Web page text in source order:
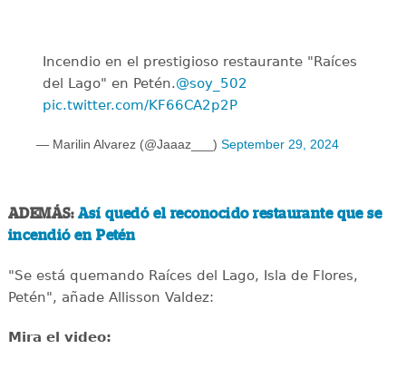
Incendio en el prestigioso restaurante "Raíces
del Lago" en Petén.@soy_502
pic.twitter.com/KF66CA2p2P
— Marilin Alvarez (@Jaaaz___) September 29, 2024
ADEMÁS: Así quedó el reconocido restaurante que se
incendió en Petén
"Se está quemando Raíces del Lago, Isla de Flores,
Petén", añade Allisson Valdez:
Mira el video: